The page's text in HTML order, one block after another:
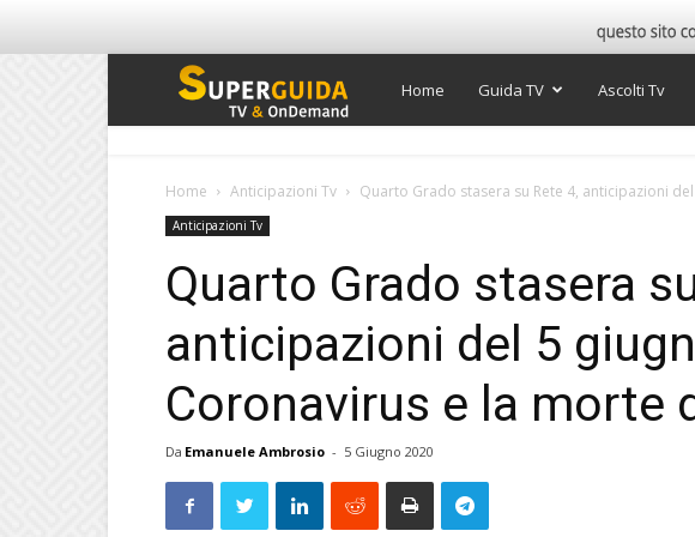
Super
Home Guida TV Ascolti Tv
Home Anticipazioni Tv Quarto Grado stasera su Rete 4, anticipazioni
Anticipazioni Tv
Quarto Grado stasera
anticipazioni del 5
Coronavirus e la morte
Da Emanuele Ambrosio - 5 Giugno 2020